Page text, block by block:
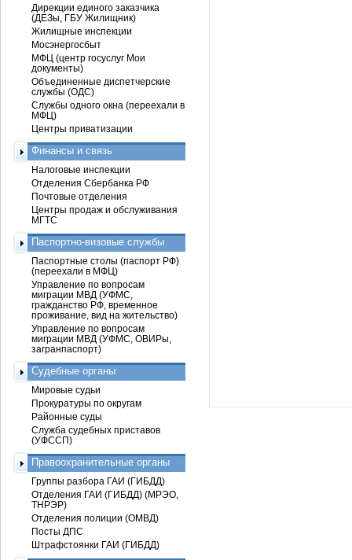
Дирекции единого заказчика
(ДЕЗы, ГБУ Жилищник)
Жилищные инспекции
Мосэнергосбыт
МФЦ (центр госуслуг Мои
документы)
Объединенные диспетчерские
службы (ОДС)
Службы одного окна (переехали в
МФЦ)
Центры приватизации
Финансы и связь
Налоговые инспекции
Отделения Сбербанка РФ
Почтовые отделения
Центры продаж и обслуживания
МГТС
Паспортно-визовые службы
Паспортные столы (паспорт РФ)
(переехали в МФЦ)
Управление по вопросам
миграции МВД (УФМС,
гражданство РФ, временное
проживание, вид на жительство)
Управление по вопросам
миграции МВД (УФМС, ОВИРы,
загранпаспорт)
Судебные органы
Мировые судьи
Прокуратуры по округам
Районные суды
Служба судебных приставов
(УФССП)
Правоохранительные органы
Группы разбора ГАИ (ГИБДД)
Отделения ГАИ (ГИБДД) (МРЭО,
ТНРЭР)
Отделения полиции (ОМВД)
Посты ДПС
Штрафстоянки ГАИ (ГИБДД)